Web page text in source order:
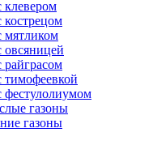
клевером
кострецом
мятликом
овсяницей
райграсом
тимофеевкой
фестулолиумом
газоны
газоны